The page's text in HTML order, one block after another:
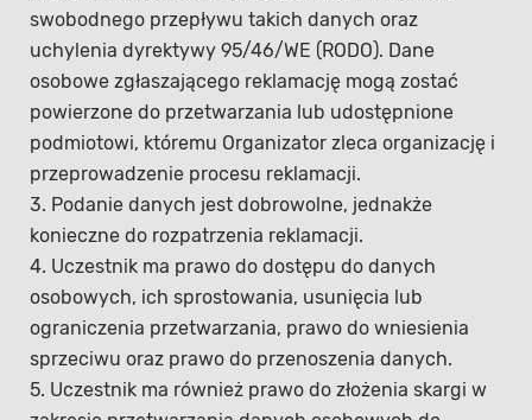
swobodnego przepływu takich danych oraz
uchylenia dyrektywy 95/46/WE (RODO). Dane
osobowe zgłaszającego reklamację mogą zostać
powierzone do przetwarzania lub udostępnione
podmiotowi, któremu Organizator zleca organizację i
przeprowadzenie procesu reklamacji.
3. Podanie danych jest dobrowolne, jednakże
konieczne do rozpatrzenia reklamacji.
4. Uczestnik ma prawo do dostępu do danych
osobowych, ich sprostowania, usunięcia lub
ograniczenia przetwarzania, prawo do wniesienia
sprzeciwu oraz prawo do przenoszenia danych.
5. Uczestnik ma również prawo do złożenia skargi w